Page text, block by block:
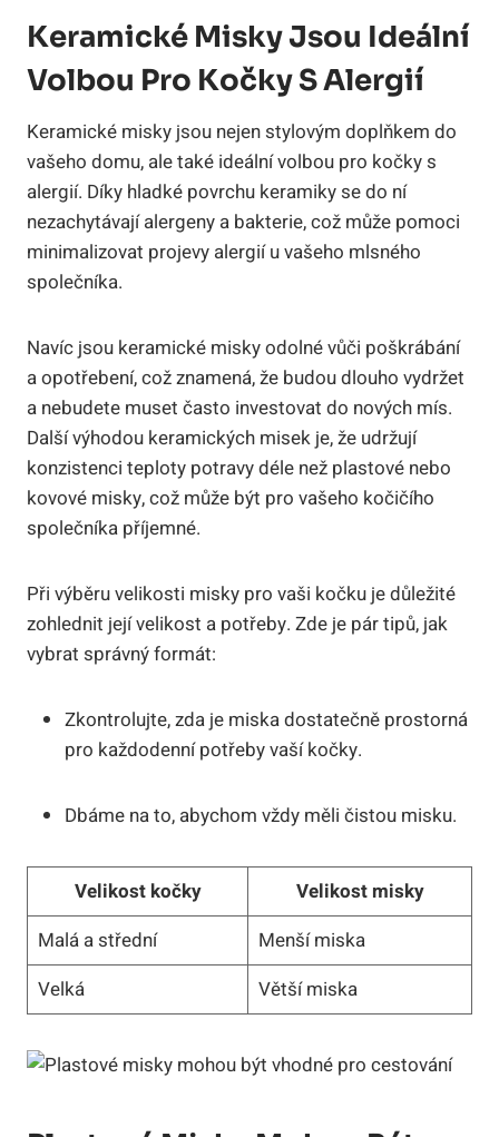
Keramické Misky Jsou Ideální
Volbou Pro Kočky S Alergií
Keramické misky jsou nejen stylovým doplňkem do
vašeho domu, ale také ideální volbou pro kočky s
alergií. Díky hladké povrchu keramiky se do ní
nezachytávají alergeny a bakterie, což může pomoci
minimalizovat projevy alergií u vašeho mlsného
společníka.
Navíc jsou keramické misky odolné vůči poškrábání
a opotřebení, což znamená, že budou dlouho vydržet
a nebudete muset často investovat do nových mís.
Další výhodou keramických misek je, že udržují
konzistenci teploty potravy déle než plastové nebo
kovové misky, což může být pro vašeho kočičího
společníka příjemné.
Při výběru velikosti misky pro vaši kočku je důležité
zohlednit její velikost a potřeby. Zde je pár tipů, jak
vybrat správný formát:
Zkontrolujte, zda je miska dostatečně prostorná
pro každodenní potřeby vaší kočky.
Dbáme na to, abychom vždy měli čistou misku.
Velikost kočky
Velikost misky
Malá a střední
Menší miska
Velká
Větší miska